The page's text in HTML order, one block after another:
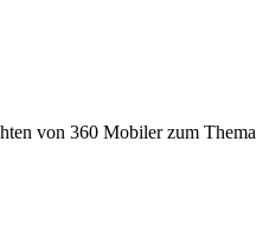
von 360 Mobiler zum Thema